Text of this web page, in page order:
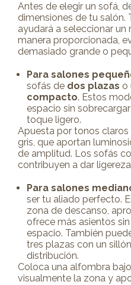
Antes de elegir un sofá,
dimensiones de tu salón.
ayudará a seleccionar
manera proporcionada,
demasiado grande o
Para salones
sofás de dos plazas o
compacto. Estos
espacio sin
toque ligero.
Apuesta por tonos
gris, que aportan
de amplitud. Los sofás
contribuyen a dar
Para salones
ser tu aliado perfecto.
zona de descanso,
ofrece más asientos
espacio. También
tres plazas con un
distribución.
Coloca una alfombra
visualmente la zona y